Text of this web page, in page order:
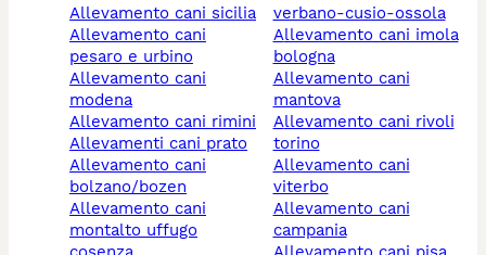
allevamento cani sicilia
allevamento cani
pesaro e urbino
allevamento cani
modena
allevamento cani rimini
allevamenti cani prato
allevamento cani
bolzano/bozen
allevamento cani
montalto uffugo
verbano-cusio-ossola
allevamento cani imola
bologna
allevamento cani
mantova
allevamento cani rivoli
torino
allevamento cani
viterbo
allevamento cani
campania